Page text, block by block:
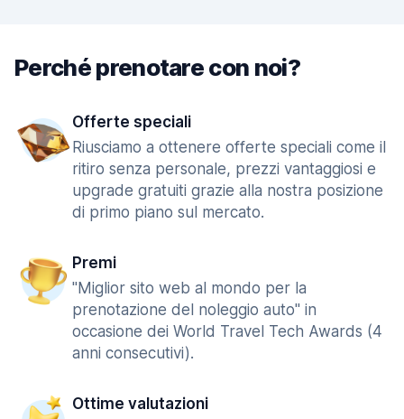
Perché prenotare con noi?
Offerte speciali
Riusciamo a ottenere offerte speciali come il
ritiro senza personale, prezzi vantaggiosi e
upgrade gratuiti grazie alla nostra posizione
di primo piano sul mercato.
Premi
"Miglior sito web al mondo per la
prenotazione del noleggio auto" in
occasione dei World Travel Tech Awards (4
anni consecutivi).
Ottime valutazioni